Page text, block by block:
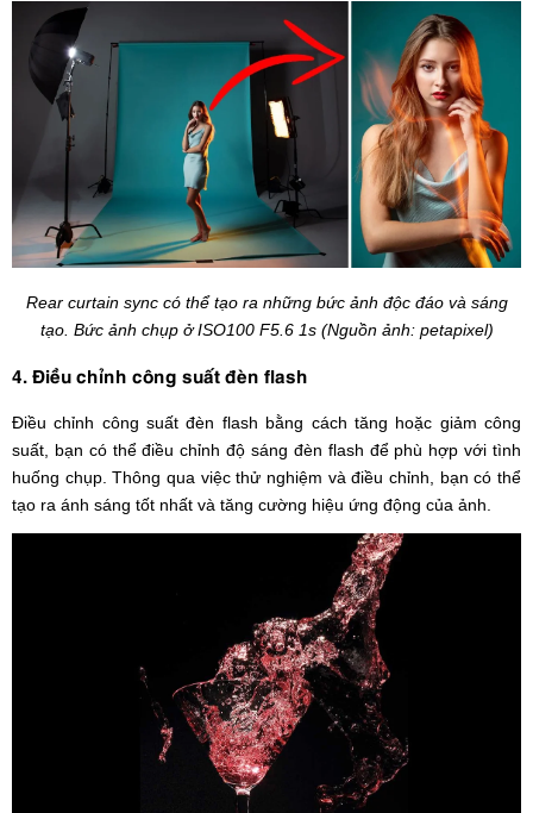
Rear curtain sync có thể tạo ra những bức ảnh độc đáo và sáng
tạo. Bức ảnh chụp ở ISO100 F5.6 1s (Nguồn ảnh: petapixel)
4. Điều chỉnh công suất đèn flash
Điều chỉnh công suất đèn flash bằng cách tăng hoặc giảm công
suất, bạn có thể điều chỉnh độ sáng đèn flash để phù hợp với tình
huống chụp. Thông qua việc thử nghiệm và điều chỉnh, bạn có thể
tạo ra ánh sáng tốt nhất và tăng cường hiệu ứng động của ảnh.